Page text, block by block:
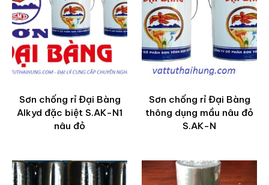
Sơn chống rỉ Đại Bàng
Alkyd đặc biệt S.AK-N1
nâu đỏ
Sơn chống rỉ Đại Bàng
thông dụng mầu nâu đỏ
S.AK-N